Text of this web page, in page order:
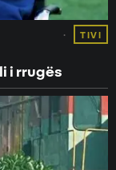
TIVI
i rrugës